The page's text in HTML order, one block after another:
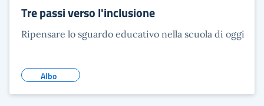
Tre passi verso l'inclusione
Ripensare lo sguardo educativo nella scuola di oggi
Albo